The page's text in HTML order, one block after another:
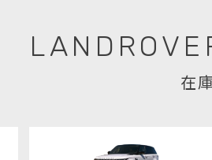
10:00-19:00 定休日:水曜
在